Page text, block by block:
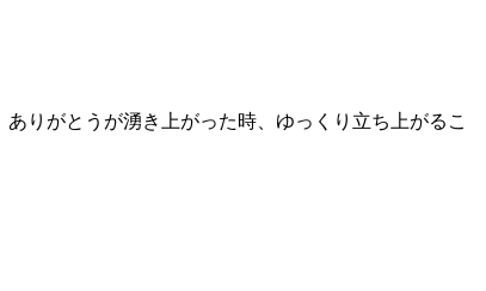
りがとうが湧き上がった時、ゆっくり立ち上がるこ